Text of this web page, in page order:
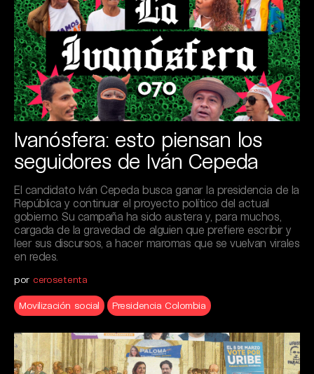
Ivanósfera: esto piensan los
seguidores de Iván Cepeda
El candidato Iván Cepeda busca ganar la presidencia de la
República y continuar el proyecto político del actual
gobierno. Su campaña ha sido austera y, para muchos,
cargada de la gravedad de alguien que prefiere escribir y
leer sus discursos, a hacer maromas que se vuelvan virales
en redes.
por cerosetenta
Movilización social Presidencia Colombia